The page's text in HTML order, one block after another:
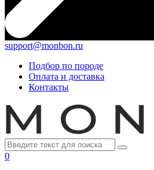
support@monbon.ru
Подбор по породе
Оплата и доставка
Контакты
0